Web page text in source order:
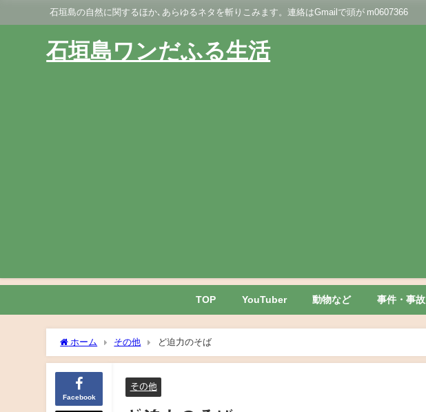
石垣島の自然に関するほか､あらゆるネタを斬りこみます。連絡はGmailで頭が m0607366
石垣島ワンだふる生活
TOP YouTuber 動物など 事件・事故
ホーム その他 ど迫力のそば
Facebook
その他